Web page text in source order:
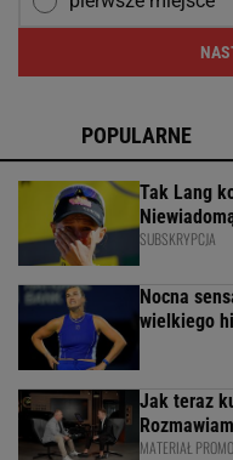
POPULARNE
Tak Lang
SUBSKRYPCJA
Nocna
wielkiego
Jak teraz
MATERIAŁ